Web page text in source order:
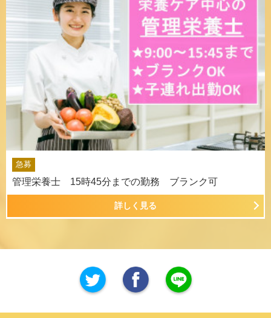
急募
管理栄養士 15時45分までの勤務 ブランク可
詳しく見る